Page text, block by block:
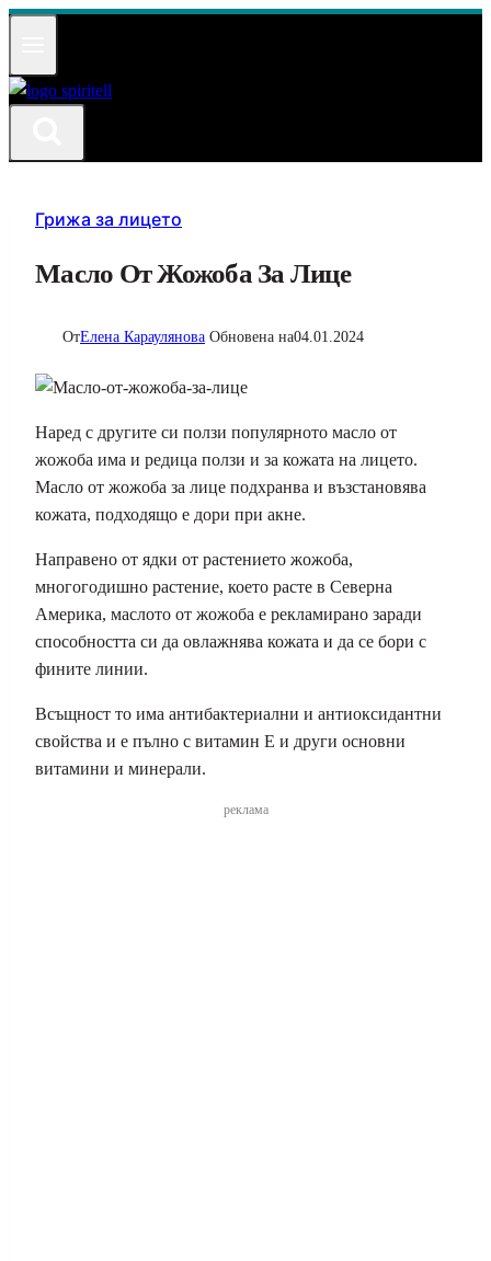
Към
Грижа за лицето
Масло От Жожоба За Лице
ОтЕлена Караулянова Обновена на04.01.2024
Наред с другите си ползи популярното масло от
жожоба има и редица ползи и за кожата на лицето.
Масло от жожоба за лице подхранва и възстановява
кожата, подходящо е дори при акне.
Направено от ядки от растението жожоба,
многогодишно растение, което расте в Северна
Америка, маслото от жожоба е рекламирано заради
способността си да овлажнява кожата и да се бори с
фините линии.
Всъщност то има антибактериални и антиоксидантни
свойства и е пълно с витамин Е и други основни
витамини и минерали.
реклама